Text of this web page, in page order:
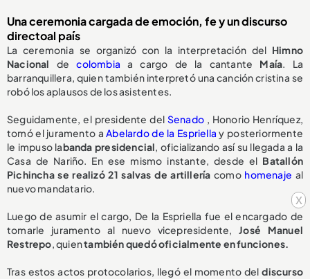
x
Una ceremonia cargada de emoción, fe y un discurso
directoal país
La ceremonia se organizó con la interpretación del Himno
Nacional decolombia a cargo de la cantante Maía. La
barranquillera, quien también interpretó una canción cristina se
robó los aplausos de los asistentes.
Seguidamente, el presidente del Senado , Honorio Henríquez,
tomó el juramento aAbelardo de la Espriella y posteriormente
le impuso labanda presidencial, oficializando así su llegada a la
Casa de Nariño. En ese mismo instante, desde el Batallón
Pichincha se realizó 21 salvas de artillería como homenaje al
nuevo mandatario.
Luego de asumir el cargo, De la Espriella fue el encargado de
tomarle juramento al nuevo vicepresidente,José Manuel
Restrepo, quientambién quedó oficialmente en funciones.
Tras estos actos protocolarios, llegó el momento deldiscurso